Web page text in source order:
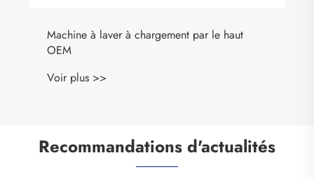
Machine à laver à chargement par le haut
OEM
Voir plus >>
Recommandations d'actualités